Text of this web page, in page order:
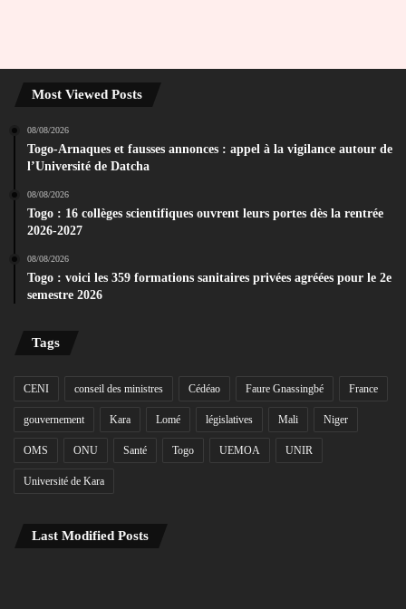
Most Viewed Posts
08/08/2026
Togo-Arnaques et fausses annonces : appel à la vigilance autour de
l’Université de Datcha
08/08/2026
Togo : 16 collèges scientifiques ouvrent leurs portes dès la rentrée
2026-2027
08/08/2026
Togo : voici les 359 formations sanitaires privées agréées pour le 2e
semestre 2026
Tags
CENI conseil des ministres Cédéao Faure Gnassingbé France
gouvernement Kara Lomé législatives Mali Niger
OMS ONU Santé Togo UEMOA UNIR
Université de Kara
Last Modified Posts